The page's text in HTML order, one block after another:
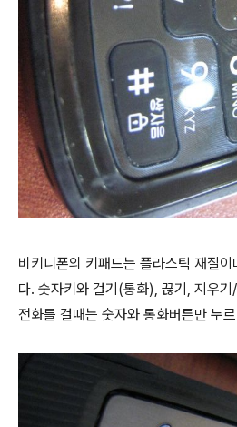
비키니폰의 키패드는 플라스틱 재질
다. 숫자키와 걸기(통화), 끊기, 지우
전화를 걸때는 숫자와 통화버튼만 누